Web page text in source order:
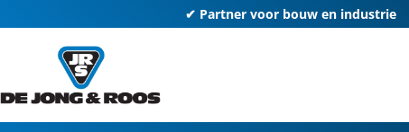
✔ Partner voor bouw en industrie